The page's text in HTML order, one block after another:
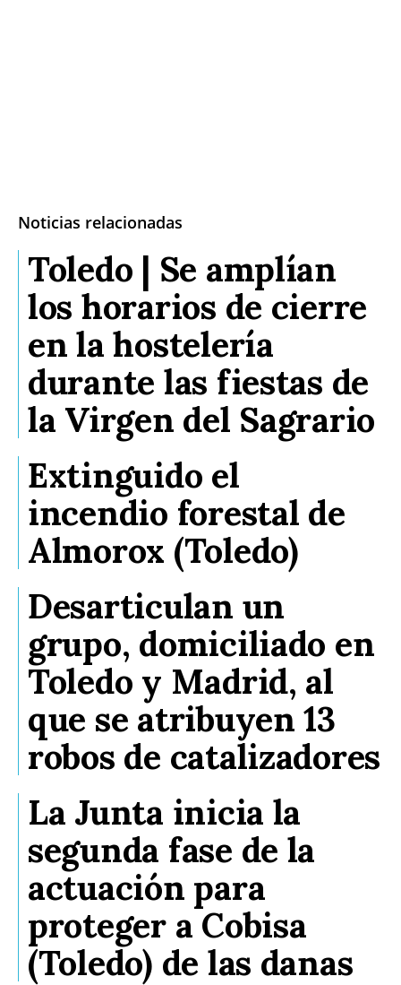
Noticias relacionadas
Toledo | Se amplían
los horarios de cierre
en la hostelería
durante las fiestas de
la Virgen del Sagrario
Extinguido el
incendio forestal de
Almorox (Toledo)
Desarticulan un
grupo, domiciliado en
Toledo y Madrid, al
que se atribuyen 13
robos de catalizadores
La Junta inicia la
segunda fase de la
actuación para
proteger a Cobisa
(Toledo) de las danas